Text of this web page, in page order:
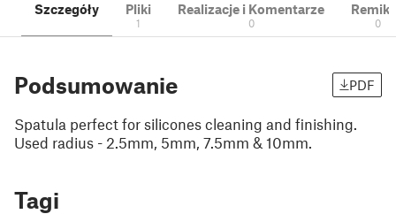
Szczegóły Pliki
1
Realizacje i Komentarze
0 0
Podsumowanie PDF
Spatula perfect for silicones cleaning and finishing.
Used radius - 2.5mm, 5mm, 7.5mm & 10mm.
Tagi